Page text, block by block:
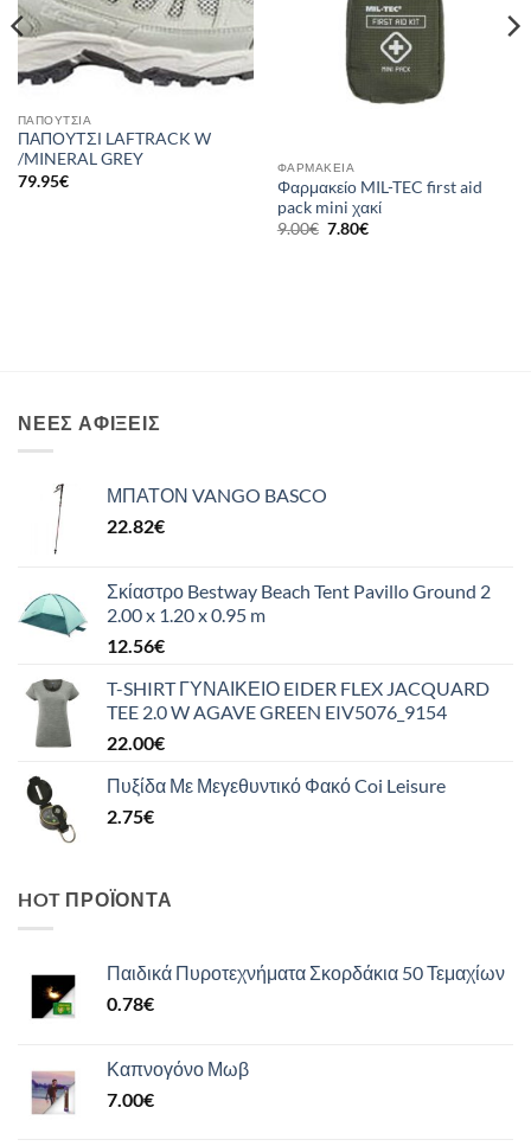
ΠΑΠΟΎΤΣΙΑ
ΠΑΠΟΥΤΣΙ LAFTRACK W
/MINERAL GREY
79.95€
ΦΑΡΜΑΚΕΊΑ
Φαρμακείο MIL-TEC first aid
pack mini χακί
9.00€ Original
7.80€Η
ΝΈΕΣ ΑΦΊΞΕΙΣ
ΜΠΑΤΟΝ VANGO BASCO
22.82€
Σκίαστρο Bestway Beach Tent Pavillo Ground 2
2.00 x 1.20 x 0.95 m
12.56€
T-SHIRT ΓΥΝΑΙΚΕΙΟ EIDER FLEX JACQUARD
TEE 2.0 W AGAVE GREEN EIV5076_9154
22.00€
Πυξίδα Με Μεγεθυντικό Φακό Coi Leisure
2.75€
HOT ΠΡΟΪΌΝΤΑ
Παιδικά Πυροτεχνήματα Σκορδάκια 50 Τεμαχίων
0.78€
Καπνογόνο Μωβ
7.00€